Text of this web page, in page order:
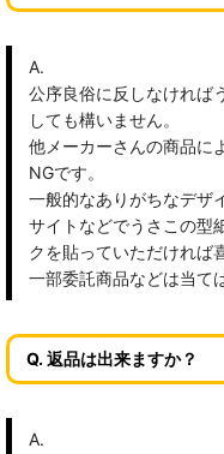
A.
公序良俗に反しなければ
しても構いません。
他メーカーさんの商品に
NGです。
一般的なありがちなデザ
サイトなどでうさこの型
クを貼っていただければ
一部委託商品などは当て
Q. 返品は出来ますか？
A.